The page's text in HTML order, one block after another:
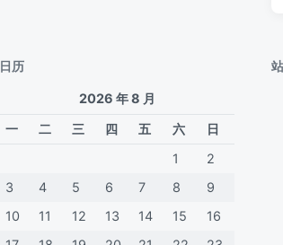
日历
2026 年 8 月
一
二 三 四 五 六
日
1
2
3
4 5 6 7 8
9
10
11 12 13 14 15
16